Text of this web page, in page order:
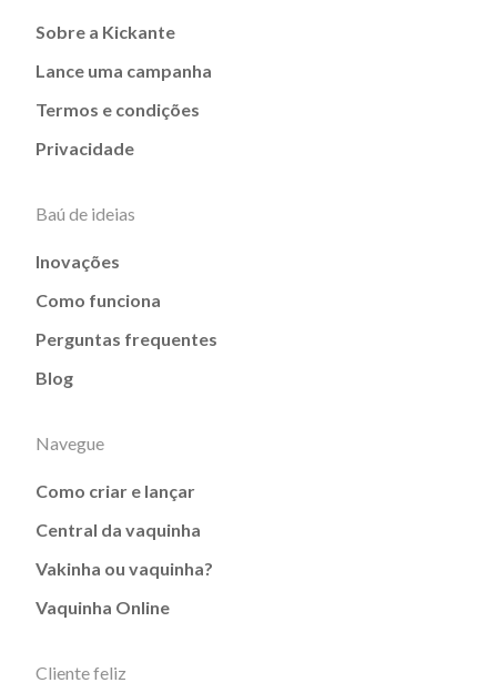
Sobre a Kickante
Lance uma campanha
Termos e condições
Privacidade
Baú de ideias
Inovações
Como funciona
Perguntas frequentes
Blog
Navegue
Como criar e lançar
Central da vaquinha
Vakinha ou vaquinha?
Vaquinha Online
Cliente feliz